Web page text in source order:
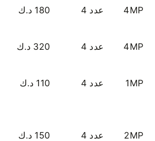
4MP عدد 4 180 د.ك
4MP عدد 4 320 د.ك
1MP عدد 4 110 د.ك
2MP عدد 4 150 د.ك